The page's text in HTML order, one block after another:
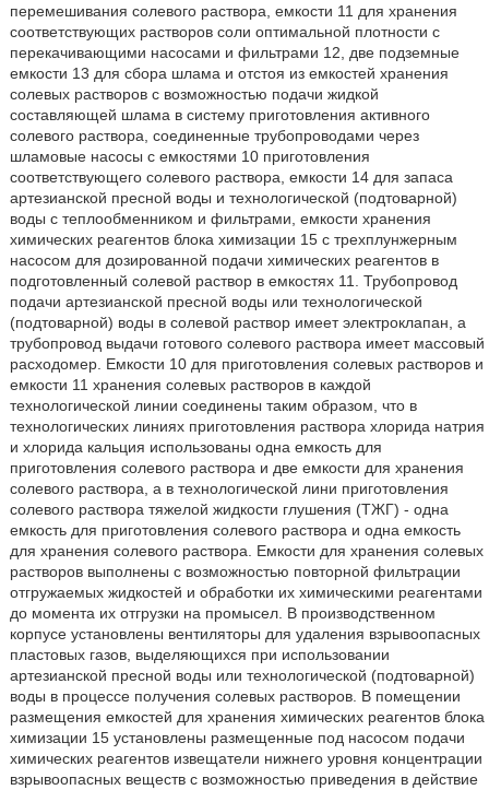
перемешивания солевого раствора, емкости 11 для хранения
соответствующих растворов соли оптимальной плотности с
перекачивающими насосами и фильтрами 12, две подземные
емкости 13 для сбора шлама и отстоя из емкостей хранения
солевых растворов с возможностью подачи жидкой
составляющей шлама в систему приготовления активного
солевого раствора, соединенные трубопроводами через
шламовые насосы с емкостями 10 приготовления
соответствующего солевого раствора, емкости 14 для запаса
артезианской пресной воды и технологической (подтоварной)
воды с теплообменником и фильтрами, емкости хранения
химических реагентов блока химизации 15 с трехплунжерным
насосом для дозированной подачи химических реагентов в
подготовленный солевой раствор в емкостях 11. Трубопровод
подачи артезианской пресной воды или технологической
(подтоварной) воды в солевой раствор имеет электроклапан, а
трубопровод выдачи готового солевого раствора имеет массовый
расходомер. Емкости 10 для приготовления солевых растворов и
емкости 11 хранения солевых растворов в каждой
технологической линии соединены таким образом, что в
технологических линиях приготовления раствора хлорида натрия
и хлорида кальция использованы одна емкость для
приготовления солевого раствора и две емкости для хранения
солевого раствора, а в технологической лини приготовления
солевого раствора тяжелой жидкости глушения (ТЖГ) - одна
емкость для приготовления солевого раствора и одна емкость
для хранения солевого раствора. Емкости для хранения солевых
растворов выполнены с возможностью повторной фильтрации
отгружаемых жидкостей и обработки их химическими реагентами
до момента их отгрузки на промысел. В производственном
корпусе установлены вентиляторы для удаления взрывоопасных
пластовых газов, выделяющихся при использовании
артезианской пресной воды или технологической (подтоварной)
воды в процессе получения солевых растворов. В помещении
размещения емкостей для хранения химических реагентов блока
химизации 15 установлены размещенные под насосом подачи
химических реагентов извещатели нижнего уровня концентрации
взрывоопасных веществ с возможностью приведения в действие